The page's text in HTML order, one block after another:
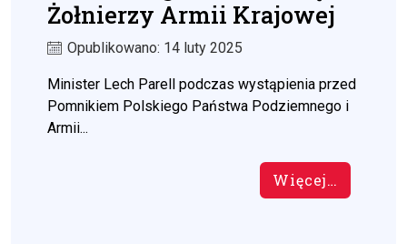
Żołnierzy Armii Krajowej
Opublikowano: 14 luty 2025
Minister Lech Parell podczas wystąpienia przed
Pomnikiem Polskiego Państwa Podziemnego i
Armii...
Więcej…